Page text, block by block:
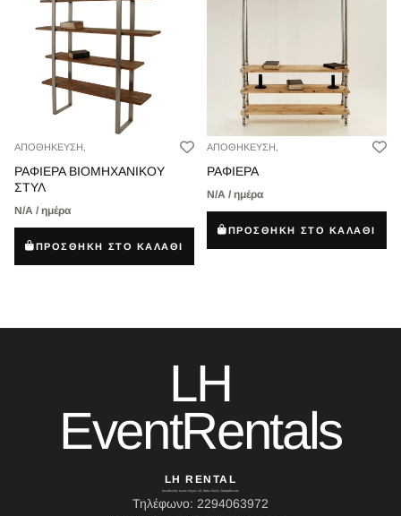
ΑΠΟΘΗΚΕΥΣΗ,
ΡΑΦΙΕΡΑ ΒΙΟΜΗΧΑΝΙΚΟΥ
ΣΤΥΛ
Ν/Α / ημέρα
ΠΡΟΣΘΗΚΗ ΣΤΟ ΚΑΛΑΘΙ
ΑΠΟΘΗΚΕΥΣΗ,
ΡΑΦΙΕΡΑ
Ν/Α / ημέρα
ΠΡΟΣΘΗΚΗ ΣΤΟ ΚΑΛΑΘΙ
LH
EventRentals
LH RENTAL
Διεύθυνση: Ιερού Λόχου 10, Κάτω Σούλι, Μαραθώνας
Τηλέφωνο: 2294063972